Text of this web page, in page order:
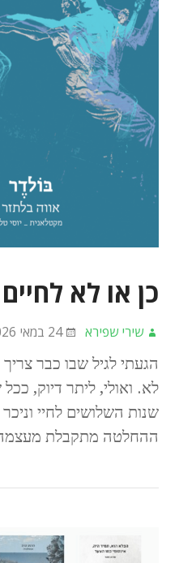
כן או לא
שירי שפירא 24 במאי 2026
הגעתי לגיל שבו כבר
לא. ואולי, ליתר דיוק,
שנות השלושים לחיי
ההחלטה מתקבלת